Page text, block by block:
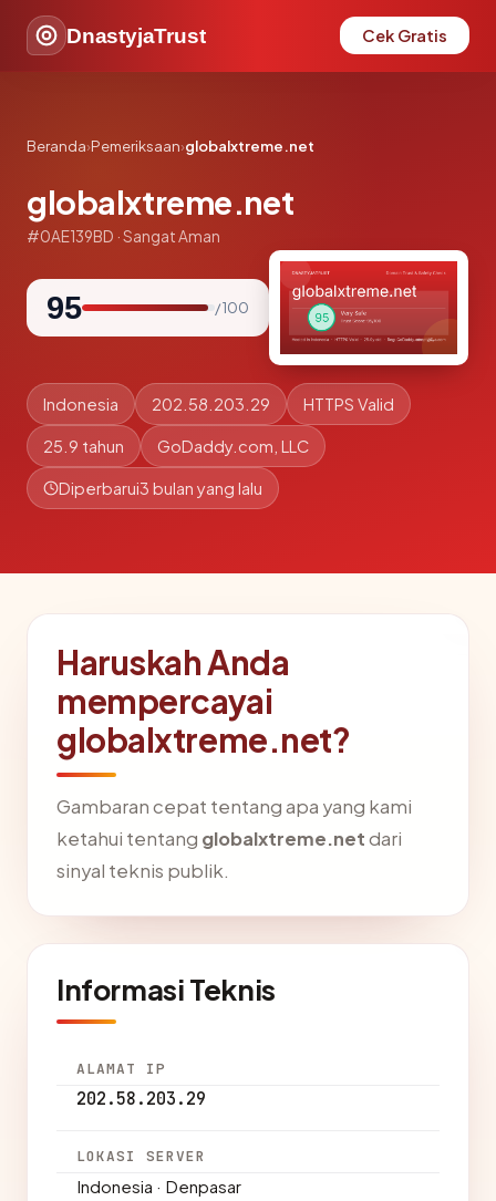
DnastyjaTrust Cek Gratis
Beranda›Pemeriksaan›globalxtreme.net
globalxtreme.net
#0AE139BD · Sangat Aman
95 / 100
Indonesia 202.58.203.29 HTTPS Valid
25.9 tahun GoDaddy.com, LLC
Diperbarui3 bulan yang lalu
Haruskah Anda
mempercayai
globalxtreme.net?
Gambaran cepat tentang apa yang kami
ketahui tentang globalxtreme.netdari
sinyal teknis publik.
Informasi Teknis
ALAMAT IP
202.58.203.29
LOKASI SERVER
Indonesia · Denpasar